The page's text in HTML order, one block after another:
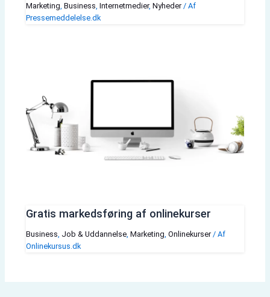
Marketing Business Internetmedier, Nyheder/ Af
Pressemeddelelse.dk
Gratis markedsføring af onlinekurser
Business Job & Uddannelse, Marketing Onlinekurser/ Af
Onlinekursus.dk